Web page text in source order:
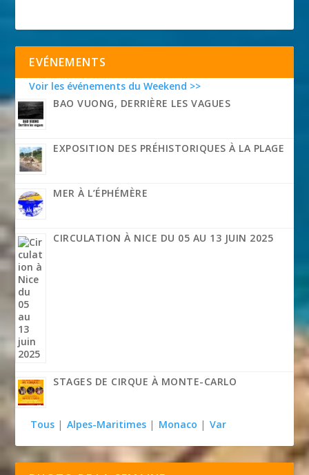
EVÉNEMENTS
Voir les événements du Weekend >>
BAO VUONG, DERRIÈRE LES VAGUES
EXPOSITION DES PRÉHISTORIQUES À LA PLAGE
MER À L’ÉPHÉMÈRE
CIRCULATION À NICE DU 05 AU 13 JUIN 2025
STAGES DE CIRQUE À MONTE-CARLO
Tous | Alpes-Maritimes | Monaco | Var